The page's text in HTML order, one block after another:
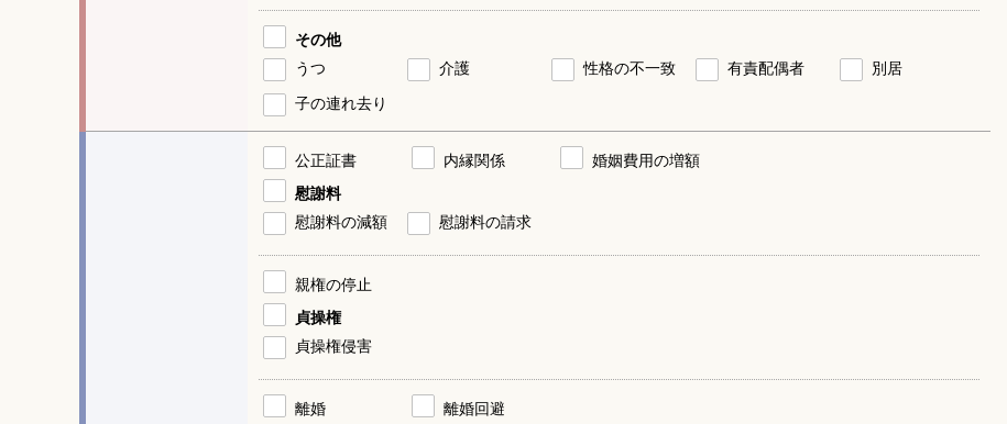
その他
うつ
介護 性格の不一致 有責配偶者
別居
子の連れ去り
公正証書 内縁関係
婚姻費用の増額
慰謝料
慰謝料の減額
慰謝料の請求
親権の停止
貞操権
貞操権侵害
離婚
離婚回避